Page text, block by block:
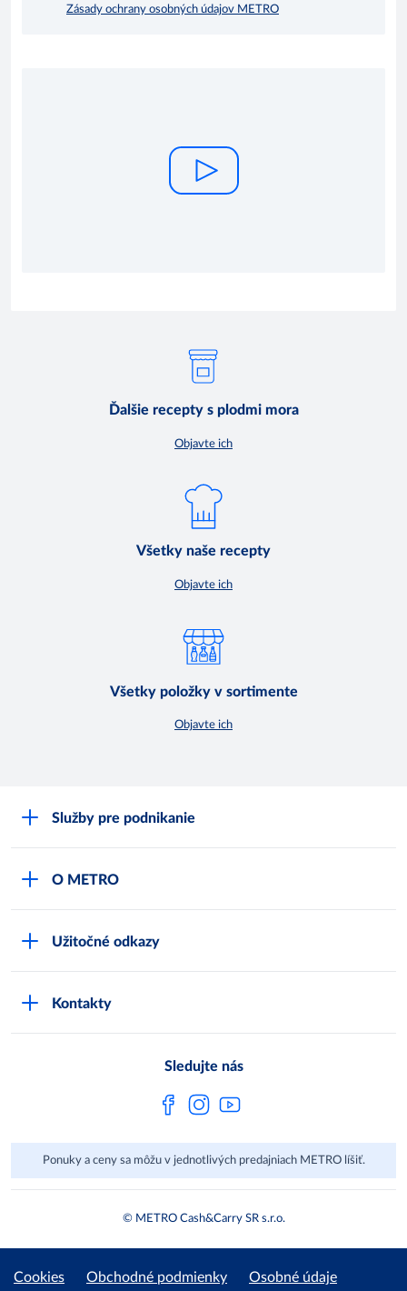
Zásady ochrany osobných údajov METRO
Ďalšie recepty s plodmi mora
Objavte ich
Všetky naše recepty
Objavte ich
Všetky položky v sortimente
Objavte ich
Služby pre podnikanie
Track & trace
O METRO
Užitočné odkazy
Kontakty
Sledujte nás
Ponuky a ceny sa môžu v jednotlivých predajniach METRO líšiť.
© METRO Cash&Carry SR s.r.o.
Cookies Obchodné podmienky Osobné údaje